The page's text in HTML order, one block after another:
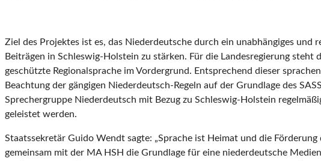
Ziel des Projektes ist es, das Niederdeutsche durch ein unabhängiges
Beiträgen in Schleswig-Holstein zu stärken. Für die Landesregierung
geschützte Regionalsprache im Vordergrund. Entsprechend dieser
Beachtung der gängigen Niederdeutsch-Regeln auf der Grundlage des
Sprechergruppe Niederdeutsch mit Bezug zu Schleswig-Holstein
geleistet werden.
Staatssekretär Guido Wendt sagte: „Sprache ist Heimat und die
gemeinsam mit der MA HSH die Grundlage für eine niederdeutsche